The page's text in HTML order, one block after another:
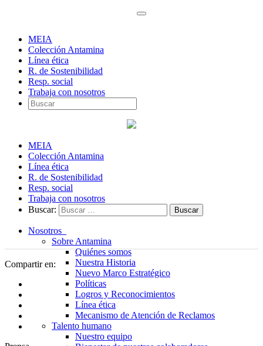
MEIA
Colección Antamina
Línea ética
R. de Sostenibilidad
Resp. social
Trabaja con nosotros
MEIA
Colección Antamina
Línea ética
R. de Sostenibilidad
Resp. social
Trabaja con nosotros
Buscar:
Nosotros
Sobre Antamina
Quiénes somos
Nuestra Historia
Nuevo Marco Estratégico
Políticas
Logros y Reconocimientos
Línea ética
Mecanismo de Atención de Reclamos
Talento humano
Nuestro equipo
Compartir en: